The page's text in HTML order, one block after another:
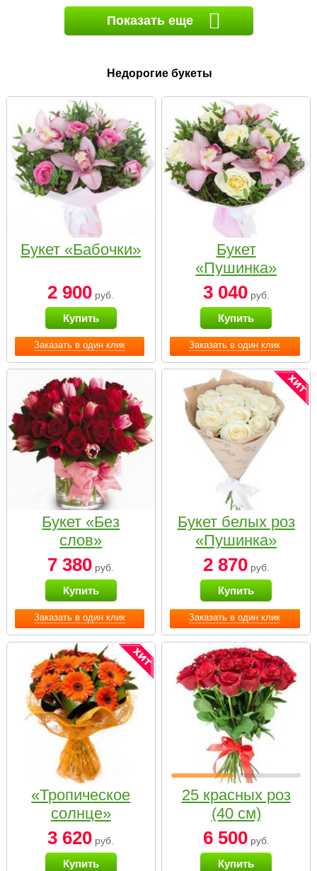
Показать еще
Недорогие букеты
Заказать в один клик
Букет «Бабочки»
2 900 руб.
Купить
Заказать в один клик
Букет
«Пушинка»
3 040руб.
Купить
Заказать в один клик
Букет «Без
слов»
7 380 руб.
Купить
Заказать в один клик
Букет белых роз
«Пушинка»
2 870руб.
Купить
«Тропическое
солнце»
3 620 руб.
Купить
25 красных роз
(40 см)
6 500руб.
Купить